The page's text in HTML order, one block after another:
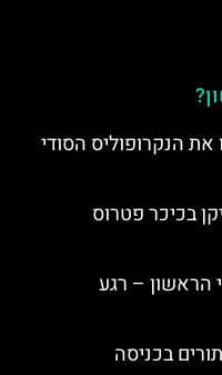
הנקרופוליס הסודי
בכיכר פטרוס
הראשון – רגע
בכניסה